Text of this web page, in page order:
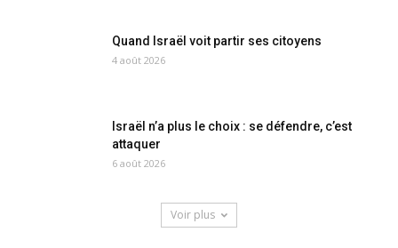
Quand Israël voit partir ses citoyens
4 août 2026
Israël n’a plus le choix : se défendre, c’est
attaquer
6 août 2026
Voir plus